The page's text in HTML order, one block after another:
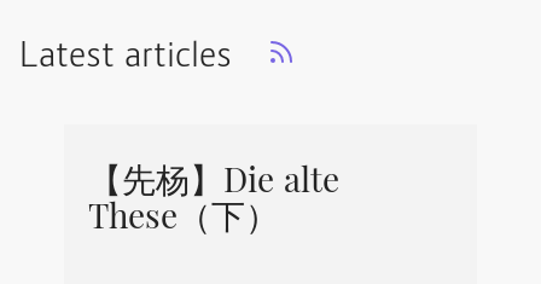
Latest articles
【先杨】Die alte
These（下）